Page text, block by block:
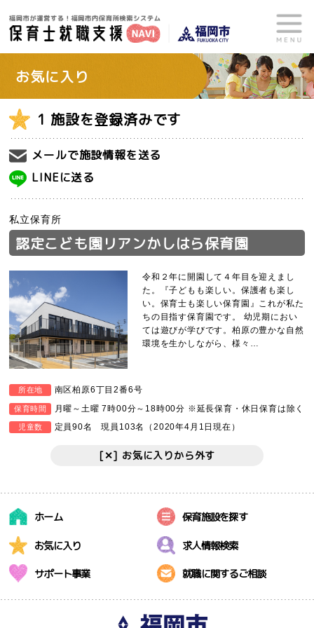
お気に入り
1 施設を登録済みです
メールで施設情報を送る
LINEに送る
私立保育所
認定こども園リアンかしはら保育園
令和２年に開園して４年目を迎えまし
た。『子どもも楽しい。保護者も楽し
い。保育士も楽しい保育園』これが私た
ちの目指す保育園です。 幼児期におい
ては遊びが学びです。柏原の豊かな自然
環境を生かしながら、様々…
所在地 南区柏原6丁目2番6号
保育時間 月曜～土曜 7時00分～18時00分 ※延長保育・休日保育は除く
児童数 定員90名 現員103名（2020年4月1日現在）
[✕] お気に入りから外す
ホーム 保育施設を探す
お気に入り 求人情報検索
サポート事業 就職に関するご相談